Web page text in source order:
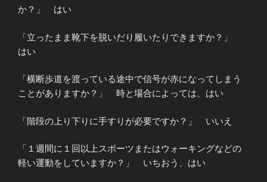
か？」 はい
「立ったまま靴下を脱いだり履いたりできますか？」
はい
「横断歩道を渡っている途中で信号が赤になってしまう
ことがありますか？」 時と場合によっては、はい
「階段の上り下りに手すりが必要ですか？」 いいえ
「１週間に１回以上スポーツまたはウォーキングなどの
軽い運動をしていますか？」 いちおう、はい